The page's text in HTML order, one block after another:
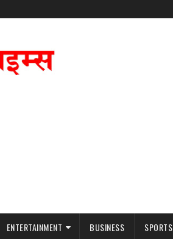
ENTERTAINMENT BUSINESS SPORTS